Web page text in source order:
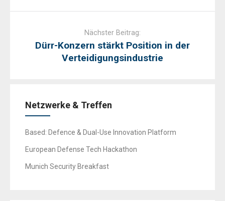
Nächster Beitrag:
Dürr-Konzern stärkt Position in der
Verteidigungsindustrie
Netzwerke & Treffen
Based: Defence & Dual-Use Innovation Platform
European Defense Tech Hackathon
Munich Security Breakfast